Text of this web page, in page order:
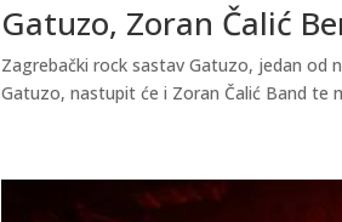
Gatuzo, Zoran Čalić
Zagrebački rock sastav Gatuzo, jedan od
Gatuzo, nastupit će i Zoran Čalić Band te